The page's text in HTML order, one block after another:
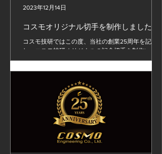
コスモオリジナル切手を制作しました！
コスモ技研ではこの度、当社の創業25周年を記念
し、コスモ技研オリジナルの記念切手を制作いたし
ました。オリジナルキャラクター『コスモマン』や
お願い申し上げます。 #スマートファクトリー...
2023年12月14日